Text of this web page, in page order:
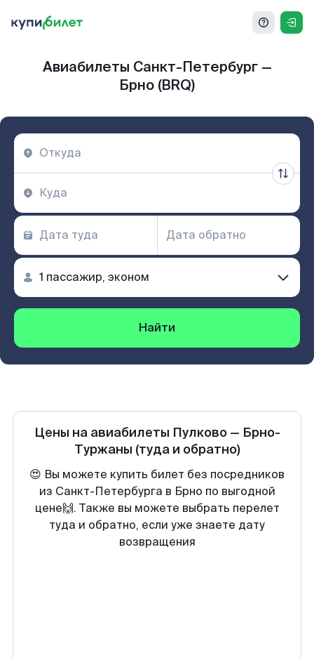
Авиабилеты Санкт-Петербург —
Брно (BRQ)
Найти
Цены на авиабилеты Пулково— Брно-
Туржаны (туда и обратно)
😍 Вы можете купить билет без посредников
из Санкт-Петербурга в Брно по выгодной
цене🙌. Также вы можете выбрать перелет
туда и обратно, если уже знаете дату
возвращения